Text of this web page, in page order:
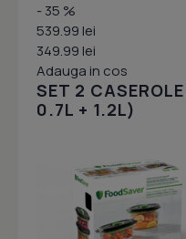
- 35 %
539.99 lei
349.99 lei
Adauga in cos
SET 2
0.7L + 1.2L)